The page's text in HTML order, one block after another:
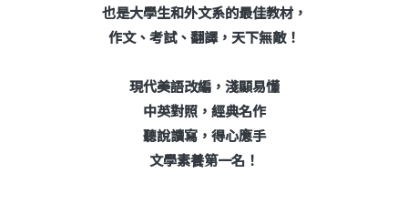
也是大學生和外文系的最佳教材，
作文、考試、翻譯，天下無敵！
現代美語改編，淺顯易懂
中英對照，經典名作
聽說讀寫，得心應手
文學素養第一名！